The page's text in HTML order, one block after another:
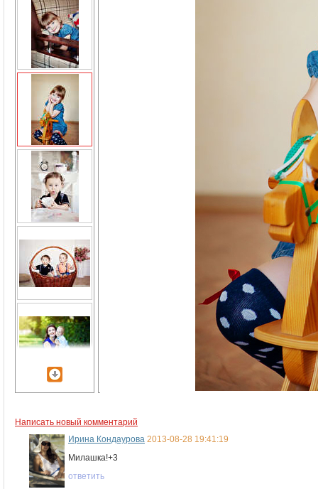
Написать новый комментарий
Ирина Кондаурова 2013-08-28 19:41:19
Милашка!+3
ответить